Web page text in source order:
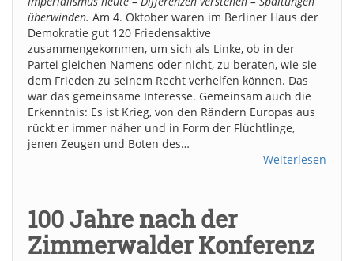
überwinden. Am 4. Oktober waren im Berliner Haus der
Demokratie gut 120 Friedensaktive
zusammengekommen, um sich als Linke, ob in der
Partei gleichen Namens oder nicht, zu beraten, wie sie
dem Frieden zu seinem Recht verhelfen können. Das
war das gemeinsame Interesse. Gemeinsam auch die
Erkenntnis: Es ist Krieg, von den Rändern Europas aus
rückt er immer näher und in Form der Flüchtlinge,
jenen Zeugen und Boten des…
Weiterlesen
100 Jahre nach der
Zimmerwalder Konferenz